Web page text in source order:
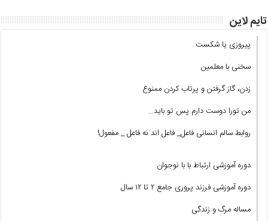
تایم لاین
پیروزی یا شکست
سخنی با معلمین
زدن، گاز گرفتن و پرتاب کردن ممنوع
من تورا دوست دارم پس تو باید…
روابط سالم انسانی فاعل_ فاعل اند نه فاعل _ مفعول!
دوره آموزشی ارتباط با با نوجوان
دوره آموزشی فرزند پروری جامع ۲ تا ۱۲ سال
مساله مرگ و زندگی